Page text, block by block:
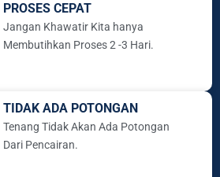
PROSES CEPAT
Jangan Khawatir Kita hanya
Membutihkan Proses 2 -3 Hari.
TIDAK ADA POTONGAN
Tenang Tidak Akan Ada Potongan
Dari Pencairan.